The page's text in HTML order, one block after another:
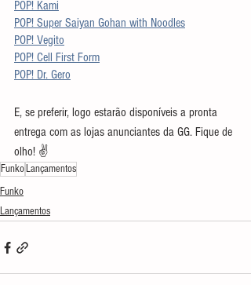
POP! Kami
POP! Super Saiyan Gohan with Noodles
POP! Vegito
POP! Cell First Form
POP! Dr. Gero
E, se preferir, logo estarão disponíveis a pronta
entrega com as lojas anunciantes da GG. Fique de
olho! ✌
Funko Lançamentos
Funko
Lançamentos